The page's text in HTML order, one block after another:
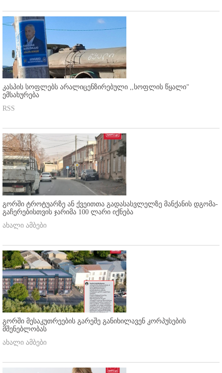
კასპის სოფლებს არალიცენზირებული ,,სოფლის წყალი"
ემსახურება
RSS
გორში ტროტუარზე ან ქვეითთა გადასასვლელზე მანქანის დგომა-
გაჩერებისთვის ჯარიმა 100 ლარი იქნება
ახალი ამბები
გორში მესაკუთრეების გარეშე განიხილავენ კორპუსების
მშენებლობას
ახალი ამბები